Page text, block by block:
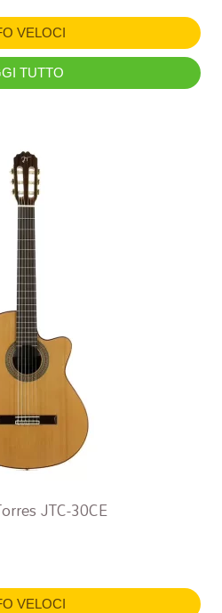
VELOCI
TUTTO
JTC-30CE
VELOCI